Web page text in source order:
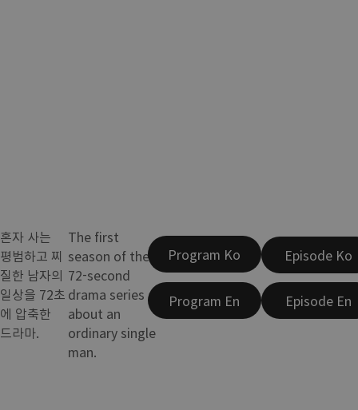
혼자 사는
평범하고 찌
질한 남자의
일상을 72초
에 압축한
드라마.
The first
season of the
72-second
drama series
about an
ordinary single
man.
Program Ko
Program En
Episode Ko
Episode En